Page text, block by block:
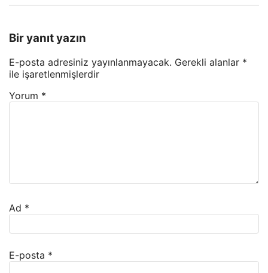
Bir yanıt yazın
E-posta adresiniz yayınlanmayacak. Gerekli alanlar *
ile işaretlenmişlerdir
Yorum *
Ad *
E-posta *